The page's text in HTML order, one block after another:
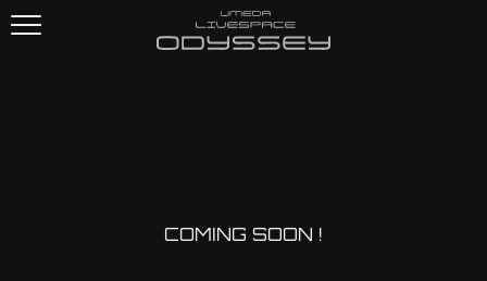
COMING SOON !